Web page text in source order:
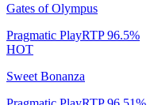
Gates of Olympus
Pragmatic PlayRTP96.5%
HOT
Sweet Bonanza